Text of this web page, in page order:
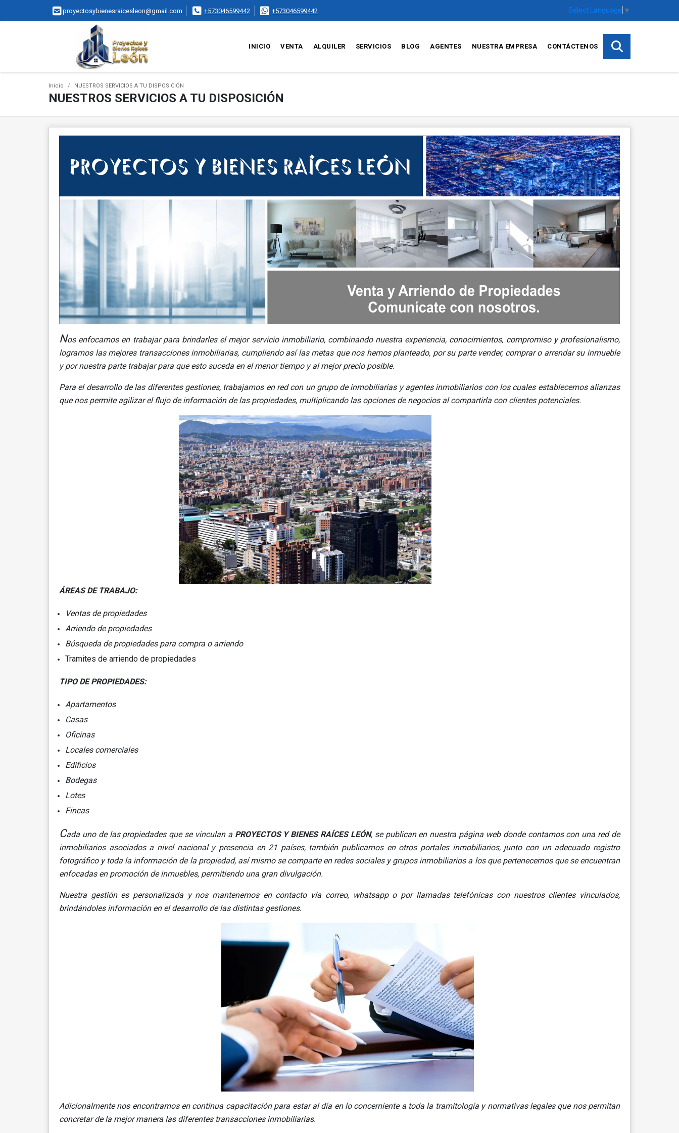
proyectosybienesraicesleon@gmail.com +573046599442 +573046599442 Select Language ▼
INICIO VENTA ALQUILER SERVICIOS BLOG AGENTES NUESTRA EMPRESA CONTÁCTENOS
Inicio NUESTROS SERVICIOS A TU DISPOSICIÓN
NUESTROS SERVICIOS A TU DISPOSICIÓN
Nos enfocamos en trabajar para brindarles el mejor servicio inmobiliario, combinando nuestra experiencia, conocimientos, compromiso y profesionalismo,
logramos las mejores transacciones inmobiliarias, cumpliendo así las metas que nos hemos planteado, por su parte vender, comprar o arrendar su inmueble
y por nuestra parte trabajar para que esto suceda en el menor tiempo y al mejor precio posible.
Para el desarrollo de las diferentes gestiones, trabajamos en red con un grupo de inmobiliarias y agentes inmobiliarios con los cuales establecemos alianzas
que nos permite agilizar el flujo de información de las propiedades, multiplicando las opciones de negocios al compartirla con clientes potenciales.
ÁREAS DE TRABAJO:
Ventas de propiedades
Arriendo de propiedades
Búsqueda de propiedades para compra o arriendo
Tramites de arriendo de propiedades
TIPO DE PROPIEDADES:
Apartamentos
Casas
Oficinas
Locales comerciales
Edificios
Bodegas
Lotes
Fincas
Cada uno de las propiedades que se vinculan a PROYECTOS Y BIENES RAÍCES LEÓN, se publican en nuestra página web donde contamos con una red de
inmobiliarios asociados a nivel nacional y presencia en 21 países, también publicamos en otros portales inmobiliarios, junto con un adecuado registro
fotográfico y toda la información de la propiedad, así mismo se comparte en redes sociales y grupos inmobiliarios a los que pertenecemos que se encuentran
enfocadas en promoción de inmuebles, permitiendo una gran divulgación.
Nuestra gestión es personalizada y nos mantenemos en contacto vía correo, whatsapp o por llamadas telefónicas con nuestros clientes vinculados,
brindándoles información en el desarrollo de las distintas gestiones.
Adicionalmente nos encontramos en continua capacitación para estar al día en lo concerniente a toda la tramitología y normativas legales que nos permitan
concretar de la mejor manera las diferentes transacciones inmobiliarias.